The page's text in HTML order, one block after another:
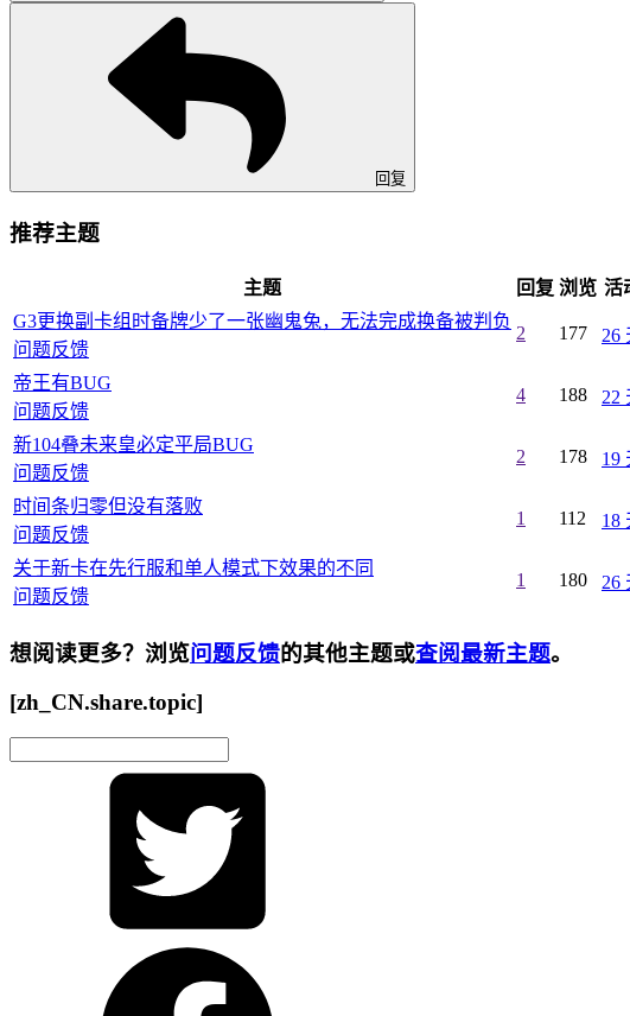
回复
推荐主题
主题 回复 浏览 活
G3更换副卡组时备牌少了一张幽鬼兔，无法完成换备被判负
问题反馈
2 177 26
帝王有BUG
问题反馈
4 188 22
新104叠未来皇必定平局BUG
问题反馈
2 178 19
时间条归零但没有落败
问题反馈
1 112 18
关于新卡在先行服和单人模式下效果的不同
问题反馈
1 180 26
想阅读更多？浏览问题反馈的其他主题或查阅最新主题。
[zh_CN.share.topic]